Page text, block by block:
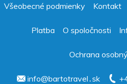
Všeobecné podmienky Kontakt
Platba O spoločnosti
Ochrana
info@bartotravel․sk